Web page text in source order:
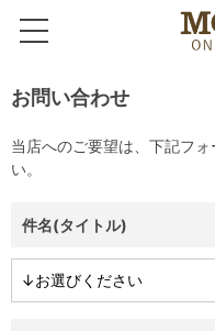
お問い合わせ
当店へのご要望は、下記フ
い。
件名(タイトル)